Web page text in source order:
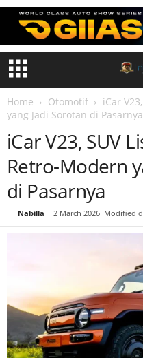
Home Otomotif
iCar
yang Jadi Sorotan di Pasarnya
iCar V23, SUV
Retro-Modern
di Pasarnya
Nabilla 2 March 2026 Modified